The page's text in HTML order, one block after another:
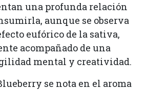
una profunda relación
aunque se observa
eufórico de la sativa,
acompañado de una
mental y creatividad.
se nota en el aroma